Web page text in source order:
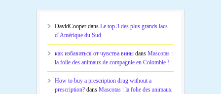
DavidCooper dans Le top 3 des plus grands lacs
d’Amérique du Sud
как избавиться от чувства вины dans Mascotas :
la folie des animaux de compagnie en Colombie !
How to buy a prescription drug without a
prescription? dans Mascotas : la folie des animaux